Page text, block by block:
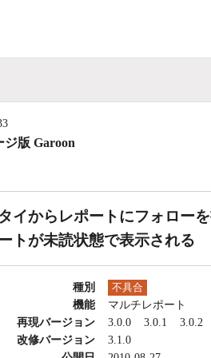
ジ版 Garoon
イからレポートにフォロー
トが未読状態で表示される
種別 不具合
機能
マルチレポート
再現バージョン
3.0.0 3.0.1 3.0.2
改修バージョン
3.1.0